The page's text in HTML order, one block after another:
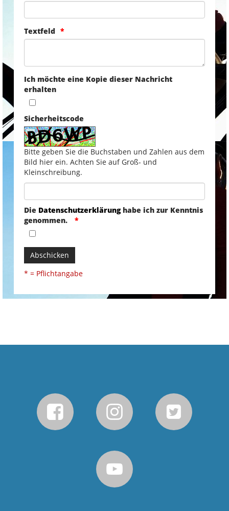
Textfeld
Ich möchte eine Kopie dieser Nachricht
erhalten
Sicherheitscode
Bitte geben Sie die Buchstaben und Zahlen aus dem
Bild hier ein. Achten Sie auf Groß- und
Kleinschreibung.
Die Datenschutzerklärunghabe ich zur Kenntnis
genommen.
Abschicken
* = Pflichtangabe